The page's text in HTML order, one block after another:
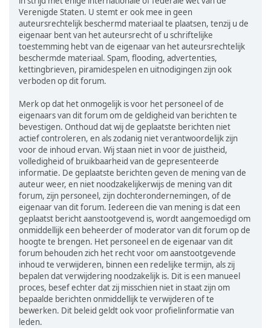
Verenigde Staten. U stemt er ook mee in geen
auteursrechtelijk beschermd materiaal te plaatsen, tenzij u de
eigenaar bent van het auteursrecht of u schriftelijke
toestemming hebt van de eigenaar van het auteursrechtelijk
beschermde materiaal. Spam, flooding, advertenties,
kettingbrieven, piramidespelen en uitnodigingen zijn ook
verboden op dit forum.
Merk op dat het onmogelijk is voor het personeel of de
eigenaars van dit forum om de geldigheid van berichten te
bevestigen. Onthoud dat wij de geplaatste berichten niet
actief controleren, en als zodanig niet verantwoordelijk zijn
voor de inhoud ervan. Wij staan niet in voor de juistheid,
volledigheid of bruikbaarheid van de gepresenteerde
informatie. De geplaatste berichten geven de mening van de
auteur weer, en niet noodzakelijkerwijs de mening van dit
forum, zijn personeel, zijn dochterondernemingen, of de
eigenaar van dit forum. Iedereen die van mening is dat een
geplaatst bericht aanstootgevend is, wordt aangemoedigd om
onmiddellijk een beheerder of moderator van dit forum op de
hoogte te brengen. Het personeel en de eigenaar van dit
forum behouden zich het recht voor om aanstootgevende
inhoud te verwijderen, binnen een redelijke termijn, als zij
bepalen dat verwijdering noodzakelijk is. Dit is een manueel
proces, besef echter dat zij misschien niet in staat zijn om
bepaalde berichten onmiddellijk te verwijderen of te
bewerken. Dit beleid geldt ook voor profielinformatie van
leden.